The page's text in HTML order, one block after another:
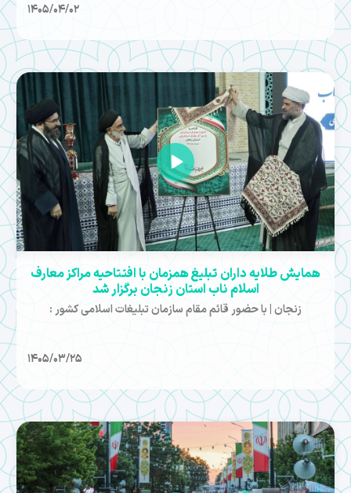
1405/04/02
همایش طلایه داران تبلیغ همزمان با افتتاحیه مراکز معارف‌
اسلام ناب استان زنجان برگزار شد
زنجان | با حضور قائم مقام سازمان تبلیغات اسلامی کشور :
1405/03/25